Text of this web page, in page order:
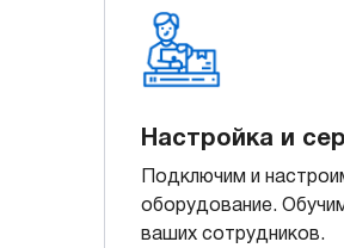
Настройка и
Подключим и
оборудование.
ваших сотрудников.